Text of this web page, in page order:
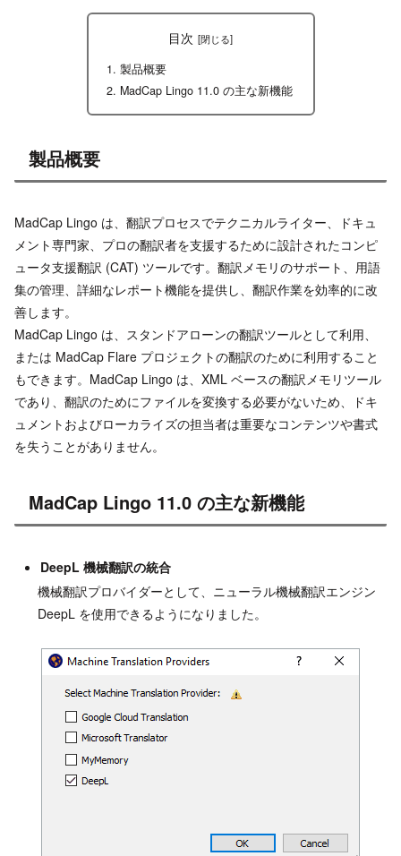
目次
製品概要
MadCap Lingo 11.0 の主な新機能
製品概要
MadCap Lingo は、翻訳プロセスでテクニカルライター、ドキュ
メント専門家、プロの翻訳者を支援するために設計されたコンピ
ュータ支援翻訳 (CAT) ツールです。翻訳メモリのサポート、用語
集の管理、詳細なレポート機能を提供し、翻訳作業を効率的に改
善します。
MadCap Lingo は、スタンドアローンの翻訳ツールとして利用、
または MadCap Flare プロジェクトの翻訳のために利用すること
もできます。MadCap Lingo は、XML ベースの翻訳メモリツール
であり、翻訳のためにファイルを変換する必要がないため、ドキ
ュメントおよびローカライズの担当者は重要なコンテンツや書式
を失うことがありません。
MadCap Lingo 11.0 の主な新機能
DeepL 機械翻訳の統合
機械翻訳プロバイダーとして、ニューラル機械翻訳エンジン
DeepL を使用できるようになりました。